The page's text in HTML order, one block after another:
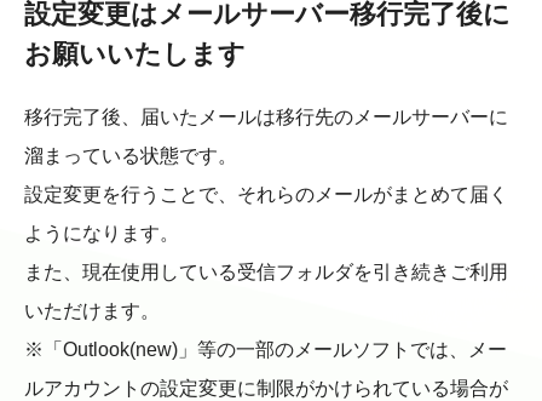
設定変更はメールサーバー移行完了後に
お願いいたします
移行完了後、届いたメールは移行先のメールサーバーに
溜まっている状態です。
設定変更を行うことで、それらのメールがまとめて届く
ようになります。
また、現在使用している受信フォルダを引き続きご利用
いただけます。
※「Outlook(new)」等の一部のメールソフトでは、メー
ルアカウントの設定変更に制限がかけられている場合が